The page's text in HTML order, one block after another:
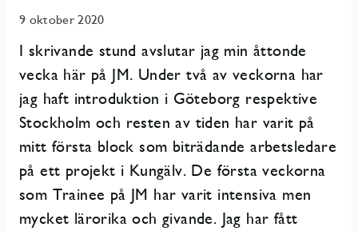
9 oktober 2020
I skrivande stund avslutar jag min åttonde
vecka här på JM. Under två av veckorna har
jag haft introduktion i Göteborg respektive
Stockholm och resten av tiden har varit på
mitt första block som biträdande arbetsledare
på ett projekt i Kungälv. De första veckorna
som Trainee på JM har varit intensiva men
mycket lärorika och givande. Jag har fått